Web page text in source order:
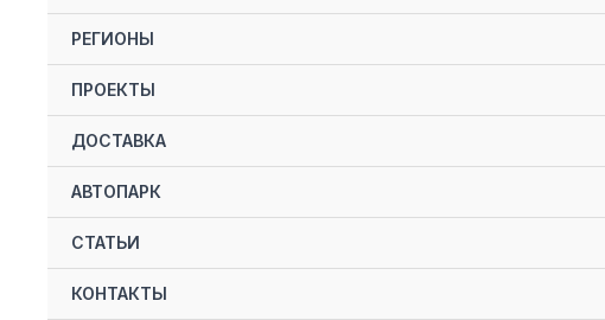
РЕГИОНЫ
ПРОЕКТЫ
ДОСТАВКА
АВТОПАРК
СТАТЬИ
КОНТАКТЫ